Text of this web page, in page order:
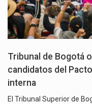
Tribunal de Bogotá
candidatos del
interna
El Tribunal Superior de